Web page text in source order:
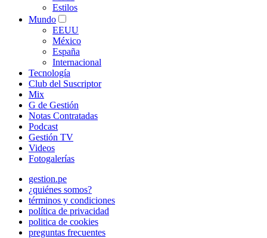
Estilos
Mundo
EEUU
México
España
Internacional
Tecnología
Club del Suscriptor
Mix
G de Gestión
Notas Contratadas
Podcast
Gestión TV
Videos
Fotogalerías
gestion.pe
¿quiénes somos?
términos y condiciones
política de privacidad
politica de cookies
preguntas frecuentes